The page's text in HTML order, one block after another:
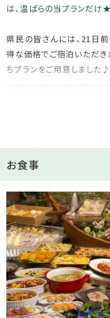
は、温ぱらの当プランだけ★
県民の皆さんには、21日
得な価格でご宿泊いただき
ちプランをご用意しました♪
可能！
【無料】選べる色浴衣をご用
【無料】全室に加湿空気清
【無料】夕食はソフトドリン
【無料】卓球コーナー
【無料】マンガや小説が充
【無料】お子様が遊べるキ
【無料】マッサージチェア
【無料】お夜食はめん処に
【さらに】館内にコンビニ併
お食事